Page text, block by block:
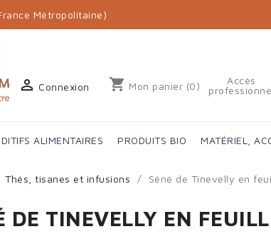
Métropolitaine)
 Connexion shopping_cart Mon panier (0)
Accès
ALIMENTAIRES PRODUITS BIO MATÉRIEL,
Thés, tisanes et infusions Séné de Tinevelly en
DE TINEVELLY EN